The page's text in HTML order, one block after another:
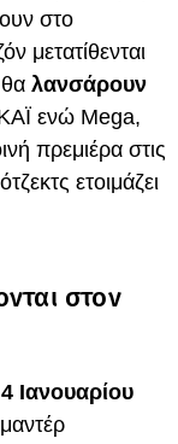
στο
μετατίθενται
λανσάρουν
ενώ Mega,
πρεμιέρα στις
ετοιμάζει
στον
Ιανουαρίου